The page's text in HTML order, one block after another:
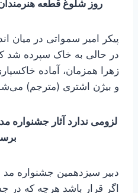
روز شلوغ قطعه هنرمندان با
پیکر امیر سمواتی در میان
در حالی به خاک سپرده شد
زهرا همزمان، آماده
و بیژن اشتری (مترجم)
لزومی ندارد آثار جشنواره
دبیر سیزدهمین جشنواره مد
اگر قرار باشد هرچه که در